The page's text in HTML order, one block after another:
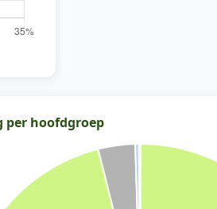
per hoofdgroep